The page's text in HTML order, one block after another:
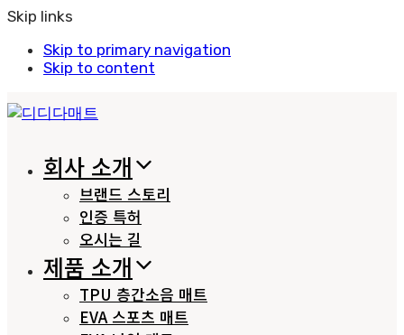
Skip links
Skip to primary navigation
Skip to content
회사 소개
브랜드 스토리
인증 특허
오시는 길
제품 소개
TPU 층간소음 매트
EVA 스포츠 매트